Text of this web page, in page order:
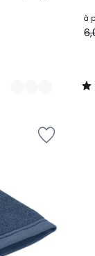
à
/